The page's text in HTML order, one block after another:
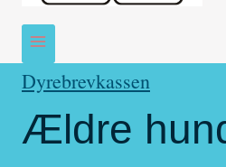
Dyrebrevkassen
Ældre